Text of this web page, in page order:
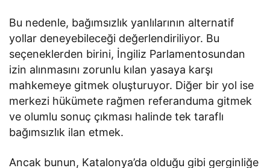
Bu nedenle, bağımsızlık yanlılarının alternatif
yollar deneyebileceği değerlendiriliyor. Bu
seçeneklerden birini, İngiliz Parlamentosundan
izin alınmasını zorunlu kılan yasaya karşı
mahkemeye gitmek oluşturuyor. Diğer bir yol ise
merkezi hükümete rağmen referanduma gitmek
ve olumlu sonuç çıkması halinde tek taraflı
bağımsızlık ilan etmek.
Ancak bunun, Katalonya’da olduğu gibi gerginliğe